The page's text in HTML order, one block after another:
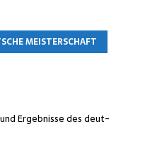
MEISTERSCHAFT
und Ergeb­nis­se des deut­